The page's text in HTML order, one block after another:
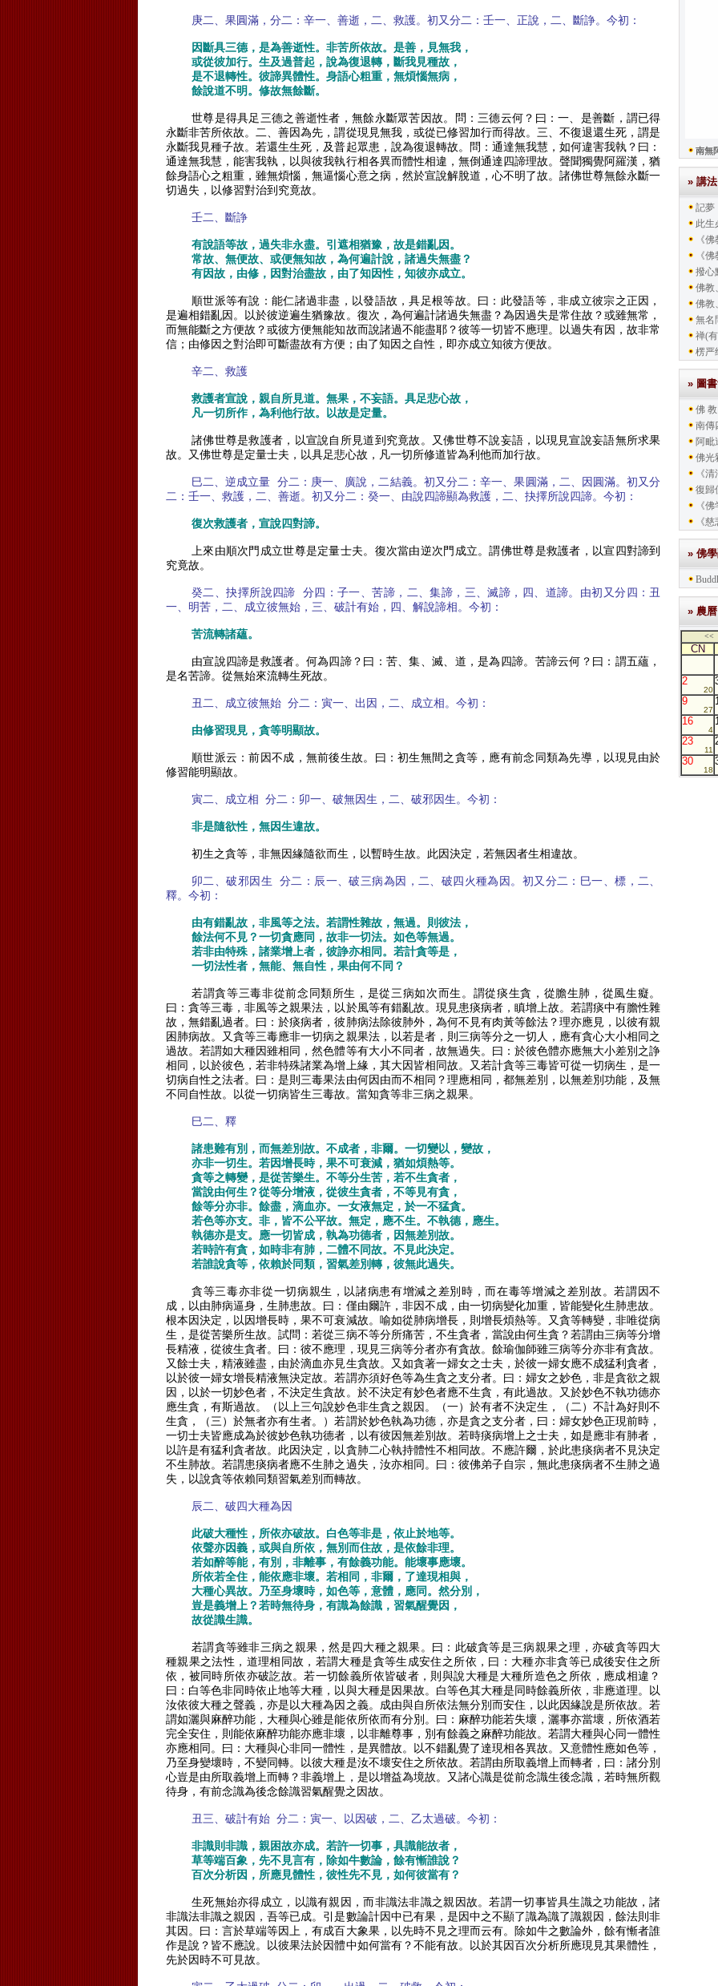
庚二、果圓滿，分二：辛一、善逝，二、救護。初又分二：壬一、正說，二、斷諍。今初：
因斷具三德，是為善逝性。非苦所依故。是善，見無我，
或從彼加行。生及過普起，說為復退轉，斷我見種故，
是不退轉性。彼諦異體性。身語心粗重，無煩惱無病，
餘說道不明。修故無餘斷。
世尊是得具足三德之善逝性者，無餘永斷眾苦因故。問：三德云何？曰：一、是善斷，謂已得
永斷非苦所依故。二、善因為先，謂從現見無我，或從已修習加行而得故。三、不復退還生死，謂是
永斷我見種子故。若還生生死，及普起眾患，說為復退轉故。問：通達無我慧，如何違害我執？曰：
通達無我慧，能害我執，以與彼我執行相各異而體性相違，無倒通達四諦理故。聲聞獨覺阿羅漢，猶
餘身語心之粗重，雖無煩惱，無逼惱心意之病，然於宣說解脫道，心不明了故。諸佛世尊無餘永斷一
切過失，以修習對治到究竟故。
壬二、斷諍
有說語等故，過失非永盡。引遮相猶豫，故是錯亂因。
常故、無便故、或便無知故，為何遍計說，諸過失無盡？
有因故，由修，因對治盡故，由了知因性，知彼亦成立。
順世派等有說：能仁諸過非盡，以發語故，具足根等故。曰：此發語等，非成立彼宗之正因，
是遍相錯亂因。以於彼逆遍生猶豫故。復次，為何遍計諸過失無盡？為因過失是常住故？或雖無常，
而無能斷之方便故？或彼方便無能知故而說諸過不能盡耶？彼等一切皆不應理。以過失有因，故非常
信；由修因之對治即可斷盡故有方便；由了知因之自性，即亦成立知彼方便故。
辛二、救護
救護者宣說，親自所見道。無果，不妄語。具足悲心故，
凡一切所作，為利他行故。以故是定量。
諸佛世尊是救護者，以宣說自所見道到究竟故。又佛世尊不說妄語，以現見宣說妄語無所求果
故。又佛世尊是定量士夫，以具足悲心故，凡一切所修道皆為利他而加行故。
巳二、逆成立量 分二：庚一、廣說，二結義。初又分二：辛一、果圓滿，二、因圓滿。初又分
二：壬一、救護，二、善逝。初又分二：癸一、由說四諦顯為救護，二、抉擇所說四諦。今初：
復次救護者，宣說四對諦。
上來由順次門成立世尊是定量士夫。復次當由逆次門成立。謂佛世尊是救護者，以宣四對諦到
究竟故。
癸二、抉擇所說四諦
分四：子一、苦諦，二、集諦，三、滅諦，四、道諦。由初又分四：丑
一、明苦，二、成立彼無始，三、破計有始，四、解說諦相。今初：
苦流轉諸蘊。
由宣說四諦是救護者。何為四諦？曰：苦、集、滅、道，是為四諦。苦諦云何？曰：謂五蘊，
是名苦諦。從無始來流轉生死故。
丑二、成立彼無始 分二：寅一、出因，二、成立相。今初：
由修習現見，貪等明顯故。
順世派云：前因不成，無前後生故。曰：初生無間之貪等，應有前念同類為先導，以現見由於
修習能明顯故。
寅二、成立相 分二：卯一、破無因生，二、破邪因生。今初：
非是隨欲性，無因生違故。
初生之貪等，非無因緣隨欲而生，以暫時生故。此因決定，若無因者生相違故。
卯二、破邪因生
分二：辰一、破三病為因，二、破四火種為因。初又分二：巳一、標，二、
釋。今初：
由有錯亂故，非風等之法。若謂性雜故，無過。則彼法，
餘法何不見？一切貪應同，故非一切法。如色等無過。
若非由特殊，諸業增上者，彼諍亦相同。若計貪等是，
一切法性者，無能、無自性，果由何不同？
若謂貪等三毒非從前念同類所生，是從三病如次而生。謂從痰生貪，從膽生肺，從風生癡。
曰：貪等三毒，非風等之親果法，以於風等有錯亂故。現見患痰病者，瞋增上故。若謂痰中有膽性雜
故，無錯亂過者。曰：於痰病者，彼肺病法除彼肺外，為何不見有肉黃等餘法？理亦應見，以彼有親
困肺病故。又貪等三毒應非一切病之親果法，以若是者，則三病等分之一切人，應有貪心大小相同之
過故。若謂如大種因雖相同，然色體等有大小不同者，故無過失。曰：於彼色體亦應無大小差別之諍
相同，以於彼色，若非特殊諸業為增上緣，其大因皆相同故。又若計貪等三毒皆可從一切病生，是一
切病自性之法者。曰：是則三毒果法由何因由而不相同？理應相同，都無差別，以無差別功能，及無
不同自性故。以從一切病皆生三毒故。當知貪等非三病之親果。
巳二、釋
諸患難有別，而無差別故。不成者，非爾。一切變以，變故，
亦非一切生。若因增長時，果不可衰減，猶如煩熱等。
貪等之轉變，是從苦樂生。不等分生苦，若不生貪者，
當說由何生？從等分增液，從彼生貪者，不等見有貪，
餘等分亦非。餘盡，滴血亦。一女液無定，於一不猛貪。
若色等亦支。非，皆不公平故。無定，應不生。不執德，應生。
執德亦是支。應一切皆成，執為功德者，因無差別故。
若時許有貪，如時非有肺，二體不同故。不見此決定。
若誰說貪等，依賴於同類，習氣差別轉，彼無此過失。
貪等三毒亦非從一切病親生，以諸病患有增減之差別時，而在毒等增減之差別故。若謂因不
成，以由肺病逼身，生肺患故。曰：僅由爾許，非因不成，由一切病變化加重，皆能變化生肺患故。
根本因決定，以因增長時，果不可衰減故。喻如從肺病增長，則增長煩熱等。又貪等轉變，非唯從病
生，是從苦樂所生故。試問：若從三病不等分所痛苦，不生貪者，當說由何生貪？若謂由三病等分增
長精液，從彼生貪者。曰：彼不應理，現見三病等分者亦有貪故。餘瑜伽師雖三病等分亦非有貪故。
又餘士夫，精液雖盡，由於滴血亦見生貪故。又如貪著一婦女之士夫，於彼一婦女應不成猛利貪者，
以於彼一婦女增長精液無決定故。若謂亦須好色等為生貪之支分者。曰：婦女之妙色，非是貪欲之親
因，以於一切妙色者，不決定生貪故。於不決定有妙色者應不生貪，有此過故。又於妙色不執功德亦
應生貪，有斯過故。（以上三句說妙色非生貪之親因。（一）於有者不決定生，（二）不計為好則不
生貪，（三）於無者亦有生者。）若謂於妙色執為功德，亦是貪之支分者，曰：婦女妙色正現前時，
一切士夫皆應成為於彼妙色執功德者，以有彼因無差別故。若時痰病增上之士夫，如是應非有肺者，
以許是有猛利貪者故。此因決定，以貪肺二心執持體性不相同故。不應許爾，於此患痰病者不見決定
不生肺故。若謂患痰病者應不生肺之過失，汝亦相同。曰：彼佛弟子自宗，無此患痰病者不生肺之過
失，以說貪等依賴同類習氣差別而轉故。
辰二、破四大種為因
此破大種性，所依亦破故。白色等非是，依止於地等。
依聲亦因義，或與自所依，無別而住故，是依餘非理。
若如醉等能，有別，非離事，有餘義功能。能壞事應壞。
所依若全住，能依應非壞。若相同，非爾，了達現相與，
大種心異故。乃至身壞時，如色等，意體，應同。然分別，
豈是義增上？若時無待身，有識為餘識，習氣醒覺因，
故從識生識。
若謂貪等雖非三病之親果，然是四大種之親果。曰：此破貪等是三病親果之理，亦破貪等四大
種親果之法性，道理相同故，若謂大種是貪等生成安住之所依，曰：大種亦非貪等已成後安住之所
依，被同時所依亦破訖故。若一切餘義所依皆破者，則與說大種是大種所造色之所依，應成相違？
曰：白等色非同時依止地等大種，以與大種是因果故。白等色其大種是同時餘義所依，非應道理。以
汝依彼大種之聲義，亦是以大種為因之義。成由與自所依法無分別而安住，以此因緣說是所依故。若
謂如灑與麻醉功能，大種與心雖是能依所依而有分別。曰：麻醉功能若失壞，灑事亦當壞，所依酒若
完全安住，則能依麻醉功能亦應非壞，以非離尊事，別有餘義之麻醉功能故。若謂大種與心同一體性
亦應相同。曰：大種與心非同一體性，是異體故。以不錯亂覺了達現相各異故。又意體性應如色等，
乃至身變壞時，不變同轉。以彼大種是汝不壞安住之所依故。若謂由所取義增上而轉者，曰：諸分別
心豈是由所取義增上而轉？非義增上，是以增益為境故。又諸心識是從前念識生後念識，若時無所觀
待身，有前念識為後念餘識習氣醒覺之因故。
丑三、破計有始 分二：寅一、以因破，二、乙太過破。今初：
非識則非識，親困故亦成。若許一切事，具識能故者，
草等端百象，先不見言有，除如牛數論，餘有慚誰說？
百次分析因，所應見體性，彼性先不見，如何彼當有？
生死無始亦得成立，以識有親因，而非識法非識之親因故。若謂一切事皆具生識之功能故，諸
非識法非識之親因，吾等已成。引是數論計因中已有果，是因中之不顯了識為識了識親因，餘法則非
其因。曰：言於草端等因上，有成百大象果，以先時不見之理而云有。除如牛之數論外，餘有慚者誰
作是說？皆不應說。以彼果法於因體中如何當有？不能有故。以於其因百次分析所應現見其果體性，
先於因時不可見故。
南無
» 講法
記夢
此生
《
《
撥心
佛教
佛教
無名
禅(
楞严
» 圖
佛
南傳
阿毗
佛光
《
復歸
《
《
» 佛
» 農曆
<<
CN
2
20
9
27
16
4
23
11
30
18